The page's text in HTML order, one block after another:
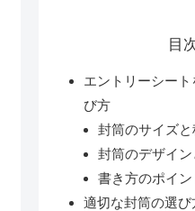
目
エントリーシー
び方
封筒のサイズと
封筒のデザイン
書き方のポイン
適切な封筒の選び